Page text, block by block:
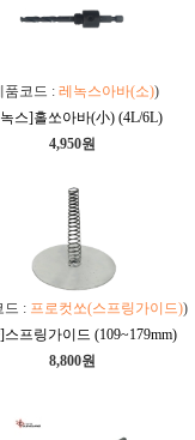
품코드 : 레녹스아바(소))
스]홀쏘아바(小) (4L/6L)
4,950원
드 : 프로컷쏘(스프링가이드))
스프링가이드 (109~179mm)
8,800원